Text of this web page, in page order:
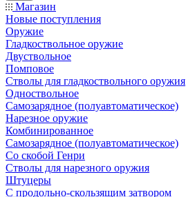
Магазин
Новые поступления
Оружие
Гладкоствольное оружие
Двуствольное
Помповое
Стволы для гладкоствольного оружия
Одноствольное
Самозарядное (полуавтоматическое)
Нарезное оружие
Комбинированное
Самозарядное (полуавтоматическое)
Со скобой Генри
Стволы для нарезного оружия
Штуцеры
С продольно-скользящим затвором